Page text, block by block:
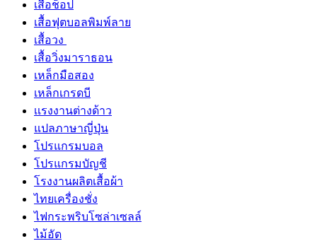
เสื้อช็อป
เสื้อฟุตบอลพิมพ์ลาย
เสื้อวง
เสื้อวิ่งมาราธอน
เหล็กมือสอง
เหล็กเกรดบี
เเรงงานต่างด้าว
แปลภาษาญี่ปุ่น
โปรแกรมบอล
โปรแกรมบัญชี
โรงงานผลิตเสื้อผ้า
ไทยเครื่องชั่ง
ไฟกระพริบโซล่าเซลล์
ไม้อัด